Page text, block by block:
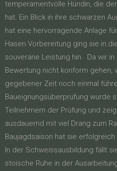
temperamentvolle Hündin, die
hat. Ein Blick in ihre schwarzen
hat eine hervorragende Anlage
Hasen Vorbereitung ging sie in
souveräne Leistung hin. Da wir
Bewertung nicht konform gehen,
gegebener Zeit noch einmal
Baueignungsüberprüfung wurde
Teilnehmern der Prüfung und
ausdauernd mit viel Drang zum
Baujagdsaison hat sie erfolgreich
In der Schweissausbildung fällt
stoische Ruhe in der